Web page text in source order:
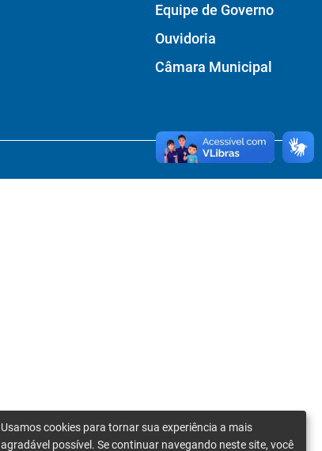
Equipe de Governo
Ouvidoria
Câmara Municipal
Usamos cookies para tornar sua experiência a mais
agradável possível. Se continuar navegando neste site, você